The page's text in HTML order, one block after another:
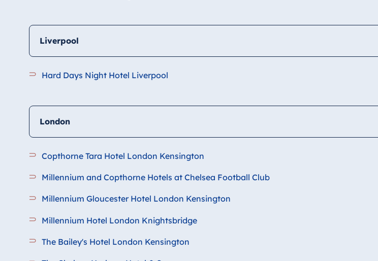
Liverpool
Hard Days Night Hotel Liverpool
London
Copthorne Tara Hotel London Kensington
Millennium and Copthorne Hotels at Chelsea Football Club
Millennium Gloucester Hotel London Kensington
Millennium Hotel London Knightsbridge
The Bailey's Hotel London Kensington